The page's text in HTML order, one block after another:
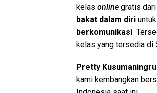
kelas online gratis
bakat dalam diri
berkomunikasi
kelas yang tersedia di
Pretty
kami kembangkan